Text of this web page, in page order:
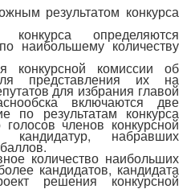
результатом конкурса
определяются
наибольшему количеству
конкурсной комиссии об
представления их на
для избрания главой
включаются две
по результатам конкурса
членов конкурсной
набравших
количество наибольших
кандидатов, кандидата
решения конкурсной